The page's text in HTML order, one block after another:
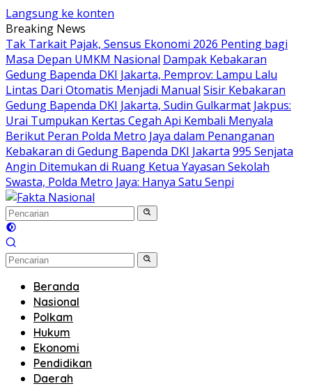
Langsung ke konten
Breaking News
Tak Tarkait Pajak, Sensus Ekonomi 2026 Penting bagi
Masa Depan UMKM Nasional Dampak Kebakaran
Gedung Bapenda DKI Jakarta, Pemprov: Lampu Lalu
Lintas Dari Otomatis Menjadi Manual Sisir Kebakaran
Gedung Bapenda DKI Jakarta, Sudin Gulkarmat Jakpus:
Urai Tumpukan Kertas Cegah Api Kembali Menyala
Berikut Peran Polda Metro Jaya dalam Penanganan
Kebakaran di Gedung Bapenda DKI Jakarta 995 Senjata
Angin Ditemukan di Ruang Ketua Yayasan Sekolah
Swasta, Polda Metro Jaya: Hanya Satu Senpi
Beranda
Nasional
Polkam
Hukum
Ekonomi
Pendidikan
Daerah